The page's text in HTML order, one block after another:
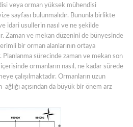
veya orman yüksek mühendisi
sayfası bulunmalıdır. Bununla birlikte
idari usullerin nasıl ve ne şekilde
Zaman ve mekan düzenini de bünyesinde
bir orman alanlarının ortaya
Planlanma sürecinde zaman ve mekan son
ormanların nasıl, ne kadar sürede
çalışılmaktadır. Ormanların uzun
açısından da büyük bir önem arz